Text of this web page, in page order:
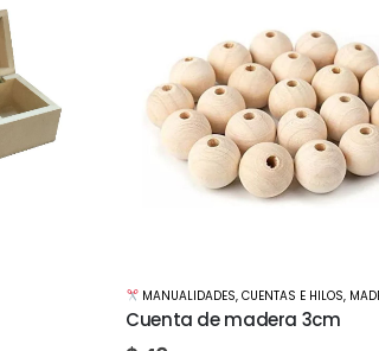
TIENDA
MADERA / MDF
Marco de MDF A4